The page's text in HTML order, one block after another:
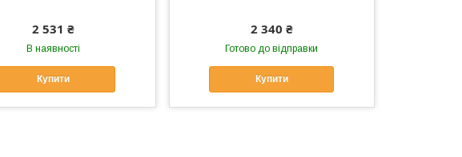
2 531 ₴
В наявності
Купити
2 340 ₴
Готово до відправки
Купити